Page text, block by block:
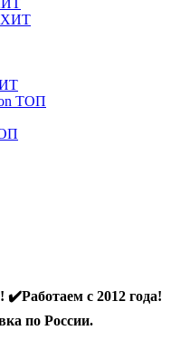
ХИТ
ТОП
✔️Работаем с 2012 года!
по России.